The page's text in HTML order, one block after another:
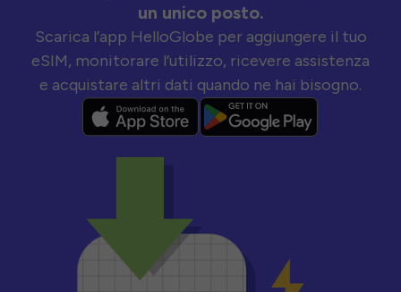
un unico posto.
Scarica l’app HelloGlobe per aggiungere il tuo
eSIM, monitorare l’utilizzo, ricevere assistenza
e acquistare altri dati quando ne hai bisogno.